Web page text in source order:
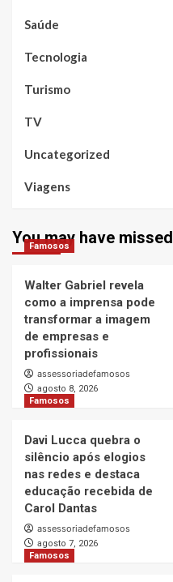
Saúde
Tecnologia
Turismo
TV
Uncategorized
Viagens
You may have missed
Famosos
Walter Gabriel revela
como a imprensa pode
transformar a imagem
de empresas e
profissionais
assessoriadefamosos
agosto 8, 2026
Famosos
Davi Lucca quebra o
silêncio após elogios
nas redes e destaca
educação recebida de
Carol Dantas
assessoriadefamosos
agosto 7, 2026
Famosos